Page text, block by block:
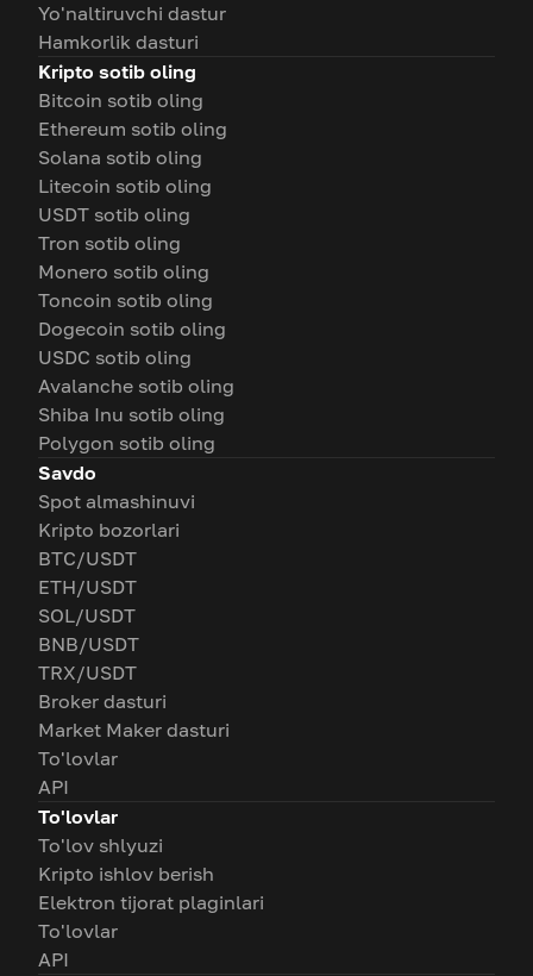
Yo'naltiruvchi dastur
Hamkorlik dasturi
Kripto sotib oling
Bitcoin sotib oling
Ethereum sotib oling
Solana sotib oling
Litecoin sotib oling
USDT sotib oling
Tron sotib oling
Monero sotib oling
Toncoin sotib oling
Dogecoin sotib oling
USDC sotib oling
Avalanche sotib oling
Shiba Inu sotib oling
Polygon sotib oling
Savdo
Spot almashinuvi
Kripto bozorlari
BTC/USDT
ETH/USDT
SOL/USDT
BNB/USDT
TRX/USDT
Broker dasturi
Market Maker dasturi
To'lovlar
API
To'lovlar
To'lov shlyuzi
Kripto ishlov berish
Elektron tijorat plaginlari
To'lovlar
API